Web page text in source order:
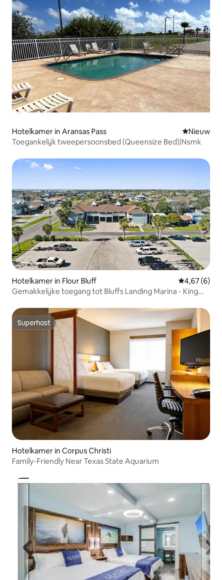
Hotelkamer in Aransas Pass Nieuwe
Nieuw
Toegankelijk tweepersoonsbed (Queensize Bed)|Nsmk
Hotelkamer in Flour Bluff Gemiddelde
4,67 (6)
Gemakkelijke toegang tot Bluffs Landing Marina - King
Superhost
Superhost
Hotelkamer in Corpus Christi
Family-Friendly Near Texas State Aquarium